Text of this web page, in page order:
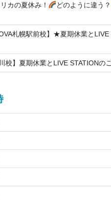
カの夏休み！ どのように違う？
札幌駅前校】★夏期休業とLIVE
校】夏期休業とLIVE STATIONの